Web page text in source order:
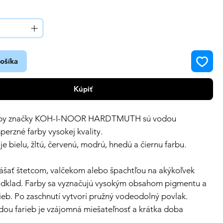
Kúpiť
značky KOH-I-NOOR HARDTMUTH sú vodou
farby vysokej kvality.
bielu, žltú, červenú, modrú, hnedú a čiernu farbu.
štetcom, valčekom alebo špachtľou na akýkoľvek
Farby sa vyznačujú vysokým obsahom pigmentu a
Po zaschnutí vytvorí pružný vodeodolný povlak.
farieb je vzájomná miešateľnosť a krátka doba